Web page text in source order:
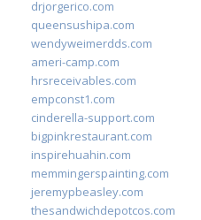
drjorgerico.com
queensushipa.com
wendyweimerdds.com
ameri-camp.com
hrsreceivables.com
empconst1.com
cinderella-support.com
bigpinkrestaurant.com
inspirehuahin.com
memmingerspainting.com
jeremypbeasley.com
thesandwichdepotcos.com